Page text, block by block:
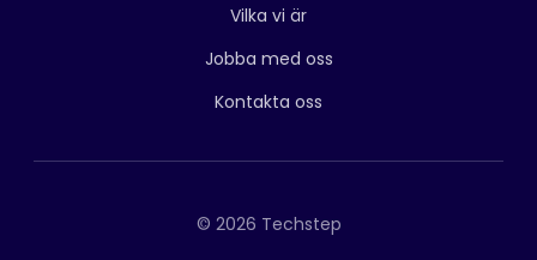
Vilka vi är
Jobba med oss
Kontakta oss
© 2026 Techstep